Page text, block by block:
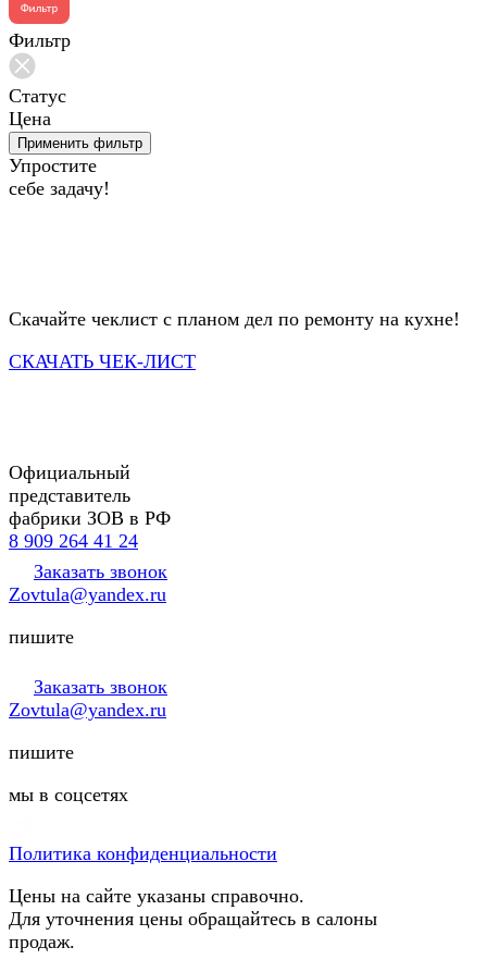
Фильтр
Статус
Цена
Применить фильтр
Упростите
себе задачу!
Скачайте чеклист с планом дел по ремонту на кухне!
СКАЧАТЬ ЧЕК-ЛИСТ
Официальный
представитель
фабрики ЗОВ в РФ
8 909 264 41 24
Заказать звонок
Zovtula@yandex.ru
пишите
Заказать звонок
Zovtula@yandex.ru
пишите
мы в соцсетях
Политика конфиденциальности
Цены на сайте указаны справочно.
Для уточнения цены обращайтесь в салоны
продаж.